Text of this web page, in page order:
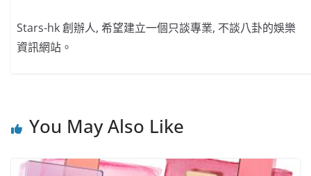
Stars-hk 創辦人, 希望建立一個只談專業, 不談八卦的娛樂
資訊網站。
You May Also Like